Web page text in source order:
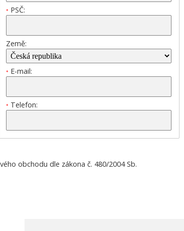
* PSČ:
Země:
* E-mail:
* Telefon:
obchodu dle zákona č. 480/2004 Sb.